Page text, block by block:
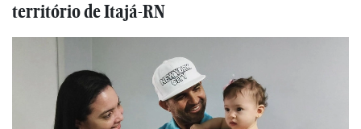
território de Itajá-RN